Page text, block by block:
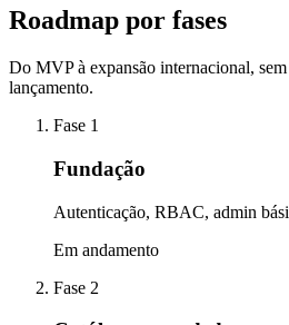
Roadmap por fases
Do MVP à expansão internacional,
lançamento.
Fase 1
Fundação
Autenticação, RBAC, admin
Em andamento
Fase 2